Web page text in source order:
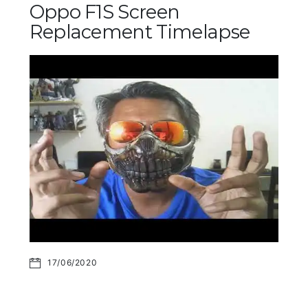
Oppo F1S Screen
Replacement Timelapse
17/06/2020